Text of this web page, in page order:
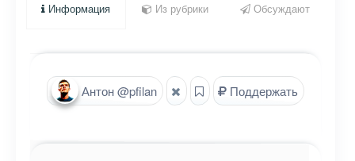
Информация Из рубрики Обсуждают
Антон @pfilan Поддержать